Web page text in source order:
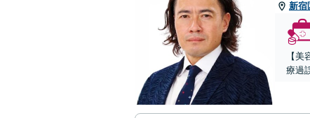
新宿
【
療過